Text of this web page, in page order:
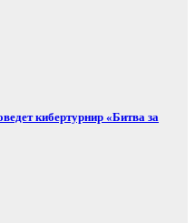
кибертурнир «Битва за